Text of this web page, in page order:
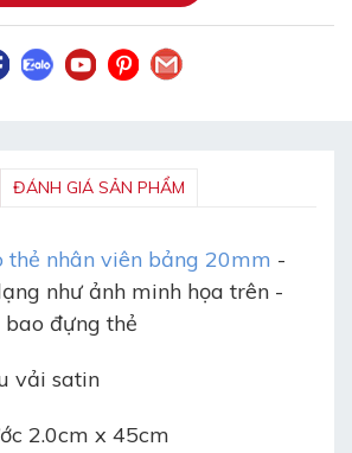
ĐÁNH GIÁ SẢN PHẨM
thẻ nhân viên bảng 20mm -
như ảnh minh họa trên -
đựng thẻ
vải satin
2.0cm x 45cm